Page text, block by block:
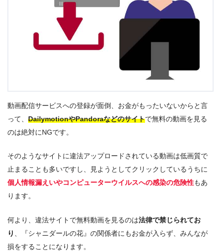
動画配信サービスへの登録が面倒、お金がもったいないからと言
って、 DailymotionやPandoraなどのサイトで無料の動画を見る
のは絶対にNGです。
そのようなサイトに違法アップロードされている動画は低画質で
止まることも多いですし、見ようとしてクリックしているうちに
個人情報漏えいやコンピューターウイルスへの感染の危険性もあ
ります。
何より、違法サイトで無料動画を見るのは法律で禁じられてお
り
、『シャニダールの花』の関係者にもお金が入らず、みんなが
損をすることになります。